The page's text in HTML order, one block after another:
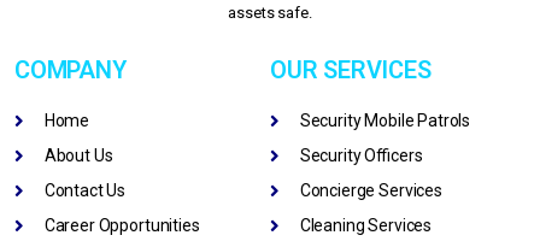
assets safe.
COMPANY
Home
About Us
Contact Us
Career Opportunities
OUR SERVICES
Security Mobile Patrols
Security Officers
Concierge Services
Cleaning Services